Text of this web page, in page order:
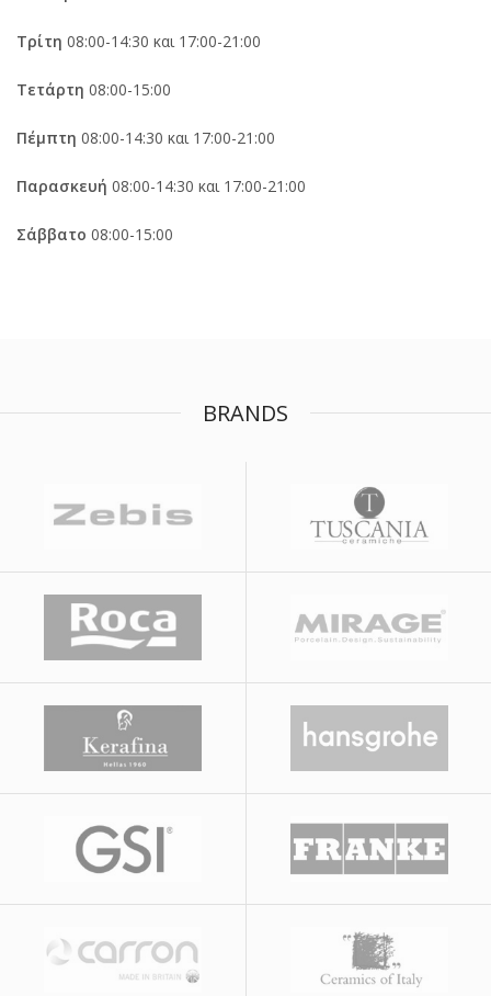
Τρίτη 08:00-14:30 και 17:00-21:00
Τετάρτη 08:00-15:00
Πέμπτη 08:00-14:30 και 17:00-21:00
Παρασκευή 08:00-14:30 και 17:00-21:00
Σάββατο 08:00-15:00
BRANDS